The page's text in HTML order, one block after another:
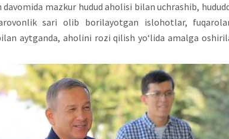
davomida mazkur hudud aholisi bilan uchrashib,
sari olib borilayotgan islohotlar,
aytganda, aholini rozi qilish yo‘lida amalga